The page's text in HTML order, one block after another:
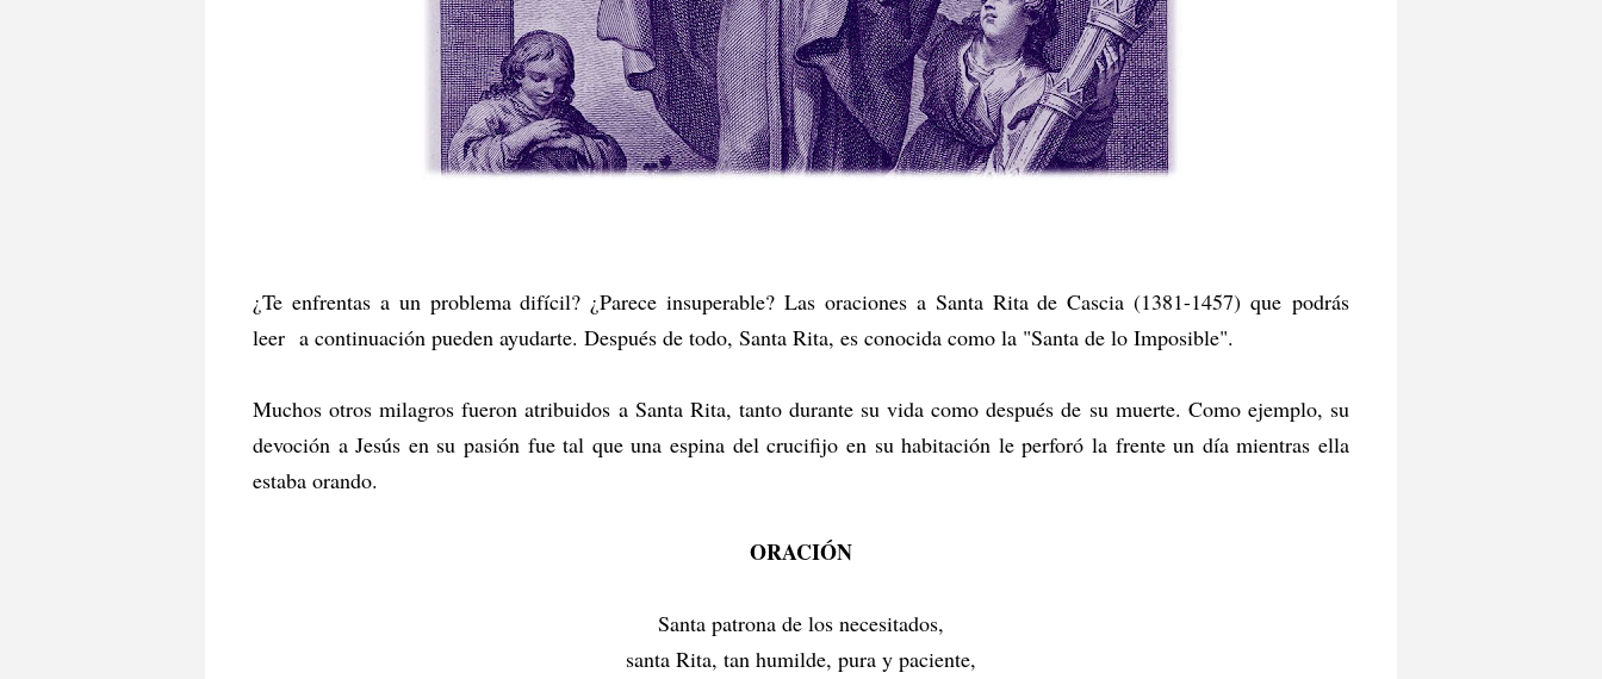
¿Te enfrentas a un problema difícil? ¿Parece insuperable? Las oraciones a Santa Rita de Cascia (1381-1457) que podrás
leer a continuación pueden ayudarte. Después de todo, Santa Rita, es conocida como la "Santa de lo Imposible".
Muchos otros milagros fueron atribuidos a Santa Rita, tanto durante su vida como después de su muerte. Como ejemplo, su
devoción a Jesús en su pasión fue tal que una espina del crucifijo en su habitación le perforó la frente un día mientras ella
estaba orando.
ORACIÓN
Santa patrona de los necesitados,
santa Rita, tan humilde, pura y paciente,